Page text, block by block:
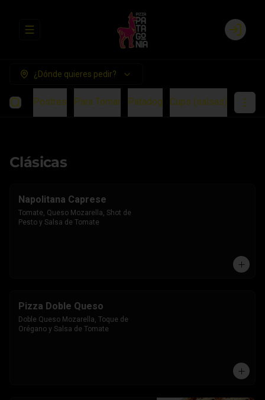
Abrir menu de navegación Login
¿Dónde quieres pedir?
Postres Para Tomar Patadog Cups (salsas)
Clásicas
Napolitana Caprese
Tomate, Queso Mozarella, Shot de
Pesto y Salsa de Tomate
Pizza Doble Queso
Doble Queso Mozarella, Toque de
Orégano y Salsa de Tomate